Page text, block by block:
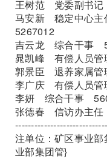
王树范 党委副书
马安新 稳定中心
5267012
吉云龙 综合干事
晁凯峰 有偿人员
郭景臣 退养家属
李广庆 有偿人员
李妍 综合干事
张德春 信访办主
注单位：矿区事业
业部集团管}